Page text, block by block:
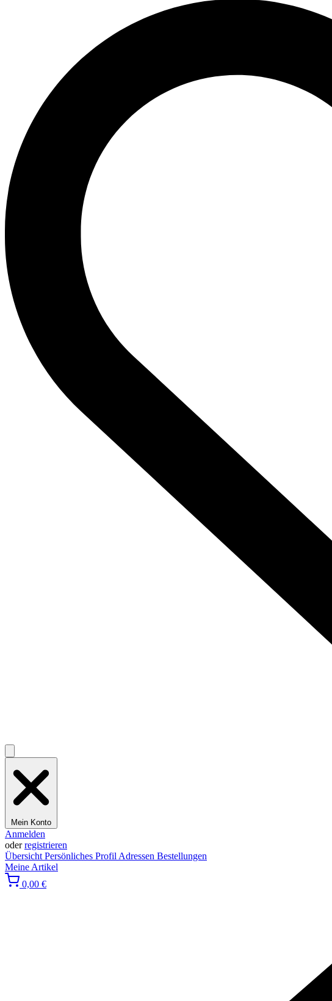
Mein Konto
Anmelden
oderregistrieren
Übersicht Persönliches Profil Adressen Bestellungen
Meine Artikel
0,00 €